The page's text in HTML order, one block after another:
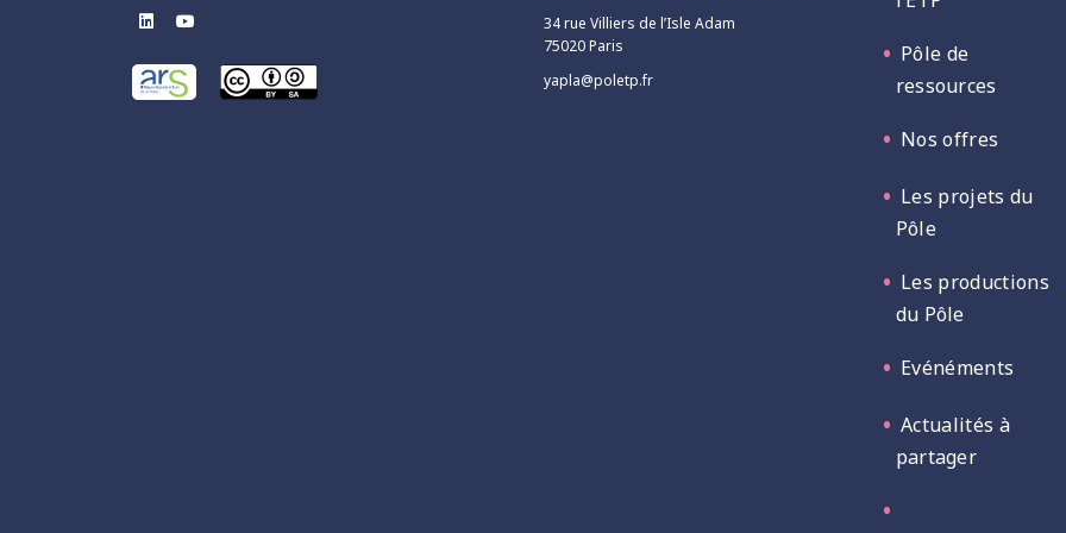
linkedin
34 rue Villiers de l’Isle Adam
75020 Paris
yapla@poletp.fr
Pôle de
ressources
Nos offres
Les projets du
Pôle
Les productions
du Pôle
Evénéments
Actualités à
partager